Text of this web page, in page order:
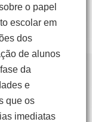
o papel
escolar em
dos
de alunos
da
e
que os
imediatas